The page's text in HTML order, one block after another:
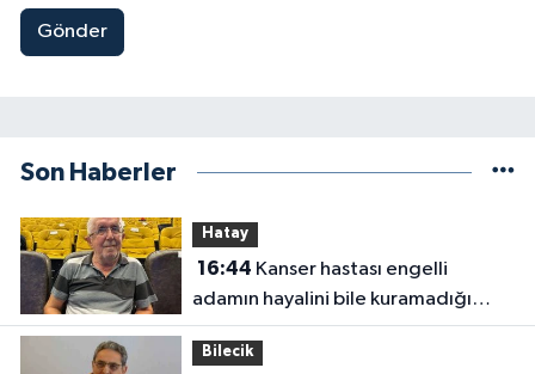
Gönder
Son Haberler
Hatay
16:44
adamın hayalini bile kuramadığı
evine kavuşunca döktüğü gözyaşı
duygulandırdı
Bilecik